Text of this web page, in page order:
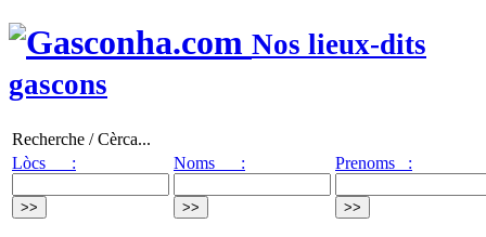
Nos lieux-dits
gascons
Recherche / Cèrca...
Lòcs :
Noms : Prenoms :